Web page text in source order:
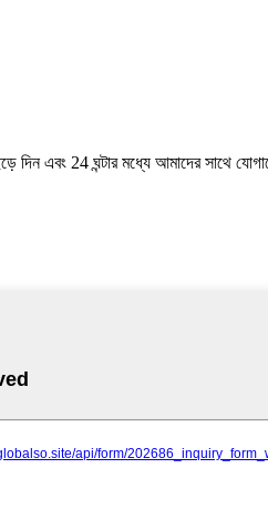
এবং 24 ঘন্টার মধ্যে আমাদের সাথে